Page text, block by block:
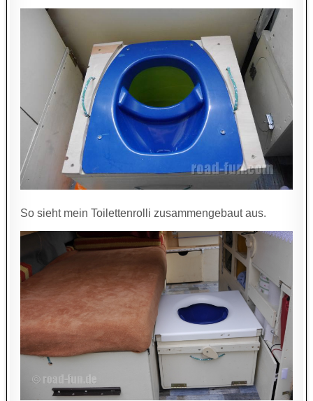
So sieht mein Toilettenrolli zusammengebaut aus.